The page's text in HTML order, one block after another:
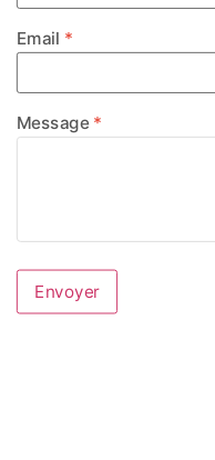
Email
Message
Envoyer